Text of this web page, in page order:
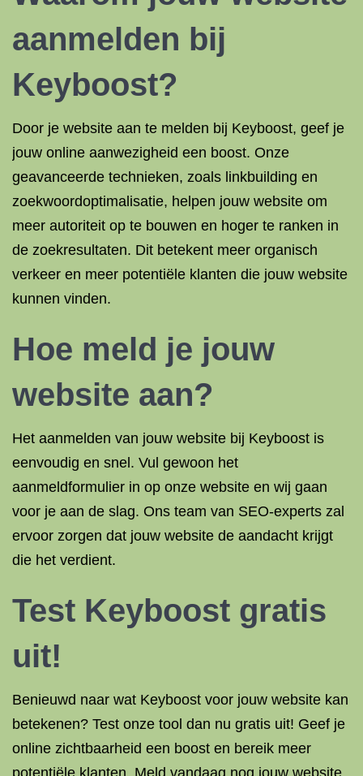
aanmelden bij
Keyboost?
Door je website aan te melden bij Keyboost, geef je
jouw online aanwezigheid een boost. Onze
geavanceerde technieken, zoals linkbuilding en
zoekwoordoptimalisatie, helpen jouw website om
meer autoriteit op te bouwen en hoger te ranken in
de zoekresultaten. Dit betekent meer organisch
verkeer en meer potentiële klanten die jouw website
kunnen vinden.
Hoe meld je jouw
website aan?
Het aanmelden van jouw website bij Keyboost is
eenvoudig en snel. Vul gewoon het
aanmeldformulier in op onze website en wij gaan
voor je aan de slag. Ons team van SEO-experts zal
ervoor zorgen dat jouw website de aandacht krijgt
die het verdient.
Test Keyboost gratis
uit!
Benieuwd naar wat Keyboost voor jouw website kan
betekenen? Test onze tool dan nu gratis uit! Geef je
online zichtbaarheid een boost en bereik meer
potentiële klanten. Meld vandaag nog jouw website